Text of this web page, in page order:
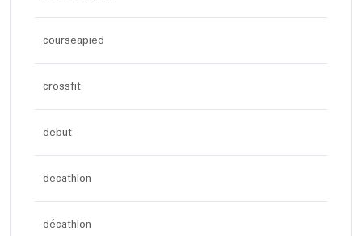
courseapied
crossfit
debut
decathlon
décathlon